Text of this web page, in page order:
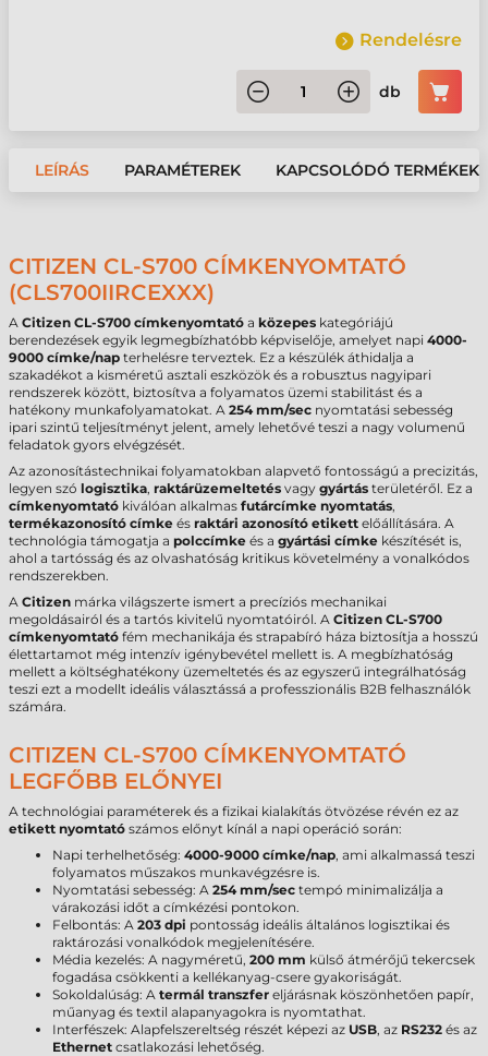
Rendelésre
db
LEÍRÁS PARAMÉTEREK KAPCSOLÓDÓ TERMÉKEK
CITIZEN CL-S700 CÍMKENYOMTATÓ
(CLS700IIRCEXXX)
A Citizen CL-S700 címkenyomtató a közepes kategóriájú
berendezések egyik legmegbízhatóbb képviselője, amelyet napi 4000-
9000 címke/nap terhelésre terveztek. Ez a készülék áthidalja a
szakadékot a kisméretű asztali eszközök és a robusztus nagyipari
rendszerek között, biztosítva a folyamatos üzemi stabilitást és a
hatékony munkafolyamatokat. A 254 mm/sec nyomtatási sebesség
ipari szintű teljesítményt jelent, amely lehetővé teszi a nagy volumenű
feladatok gyors elvégzését.
Az azonosítástechnikai folyamatokban alapvető fontosságú a precizitás,
legyen szó logisztika, raktárüzemeltetés vagy gyártás területéről. Ez a
címkenyomtató kiválóan alkalmas futárcímke nyomtatás,
termékazonosító címke és raktári azonosító etikett előállítására. A
technológia támogatja a polccímke és a gyártási címke készítését is,
ahol a tartósság és az olvashatóság kritikus követelmény a vonalkódos
rendszerekben.
A Citizen márka világszerte ismert a precíziós mechanikai
megoldásairól és a tartós kivitelű nyomtatóiról. A Citizen CL-S700
címkenyomtató fém mechanikája és strapabíró háza biztosítja a hosszú
élettartamot még intenzív igénybevétel mellett is. A megbízhatóság
mellett a költséghatékony üzemeltetés és az egyszerű integrálhatóság
teszi ezt a modellt ideális választássá a professzionális B2B felhasználók
számára.
CITIZEN CL-S700 CÍMKENYOMTATÓ
LEGFŐBB ELŐNYEI
A technológiai paraméterek és a fizikai kialakítás ötvözése révén ez az
etikett nyomtató számos előnyt kínál a napi operáció során:
Napi terhelhetőség: 4000-9000 címke/nap, ami alkalmassá teszi
folyamatos műszakos munkavégzésre is.
Nyomtatási sebesség: A 254 mm/sec tempó minimalizálja a
várakozási időt a címkézési pontokon.
Felbontás: A 203 dpi pontosság ideális általános logisztikai és
raktározási vonalkódok megjelenítésére.
Média kezelés: A nagyméretű, 200 mm külső átmérőjű tekercsek
fogadása csökkenti a kellékanyag-csere gyakoriságát.
Sokoldalúság: A termál transzfer eljárásnak köszönhetően papír,
műanyag és textil alapanyagokra is nyomtathat.
Interfészek: Alapfelszereltség részét képezi az USB, az RS232 és az
Ethernet csatlakozási lehetőség.